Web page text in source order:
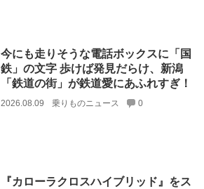
今にも走りそうな電話ボックスに「国
鉄」の文字 歩けば発見だらけ、新潟
「鉄道の街」が鉄道愛にあふれすぎ！
2026.08.09 乗りものニュース 0
『カローラクロスハイブリッド』をス